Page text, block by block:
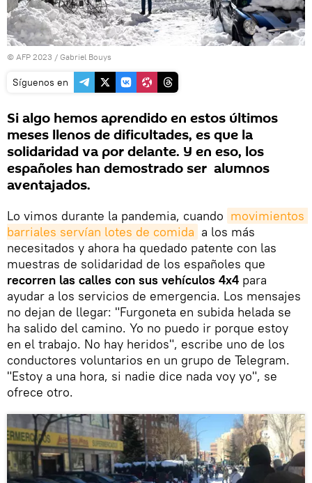
© AFP 2023 / Gabriel Bouys
Síguenos en
Si algo hemos aprendido en estos últimos
meses llenos de dificultades, es que la
solidaridad va por delante. Y en eso, los
españoles han demostrado ser alumnos
aventajados.
Lo vimos durante la pandemia, cuando movimientos
barriales servían lotes de comida a los más
necesitados y ahora ha quedado patente con las
muestras de solidaridad de los españoles que
recorren las calles con sus vehículos 4x4 para
ayudar a los servicios de emergencia. Los mensajes
no dejan de llegar: "Furgoneta en subida helada se
ha salido del camino. Yo no puedo ir porque estoy
en el trabajo. No hay heridos", escribe uno de los
conductores voluntarios en un grupo de Telegram.
"Estoy a una hora, si nadie dice nada voy yo", se
ofrece otro.